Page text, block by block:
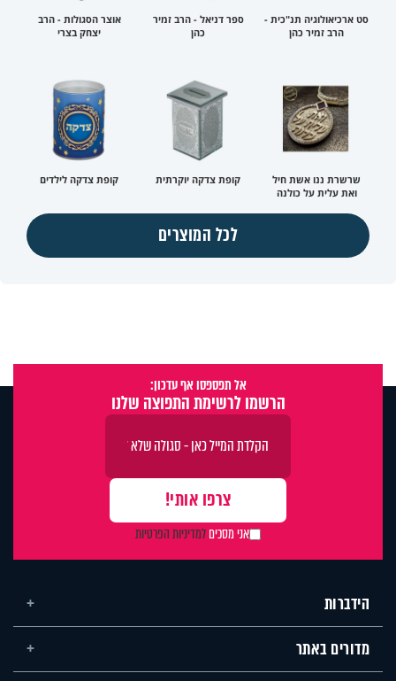
סט ארכיאולוגיה תנ"כית -
הרב זמיר כהן
ספר דניאל - הרב זמיר
כהן
אוצר הסגולות - הרב
יצחק בצרי
שרשרת ננו אשת חיל
ואת עלית על כולנה
קופת צדקה יוקרתית קופת צדקה לילדים
לכל המוצרים
אל תפספסו אף עדכון:
הרשמו לרשימת התפוצה שלנו
אני מסכיםלמדיניות הפרטיות
הידברות
מדורים באתר